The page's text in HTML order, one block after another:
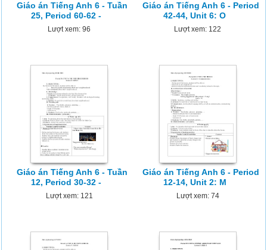
Giáo án Tiếng Anh 6 - Tuần
25, Period 60-62 -
Lượt xem: 96
Giáo án Tiếng Anh 6 - Period
42-44, Unit 6: O
Lượt xem: 122
Giáo án Tiếng Anh 6 - Tuần
12, Period 30-32 -
Lượt xem: 121
Giáo án Tiếng Anh 6 - Period
12-14, Unit 2: M
Lượt xem: 74